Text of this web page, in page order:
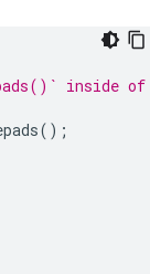
inside of
();